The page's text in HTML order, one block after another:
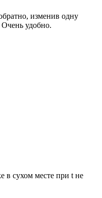
изменив одну
Очень удобно.
в сухом месте при t не